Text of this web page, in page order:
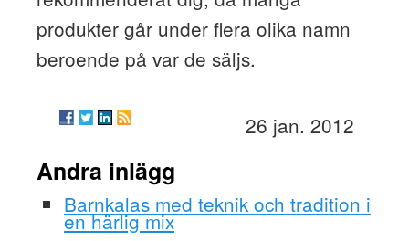
produkter går under flera olika namn
beroende på var de säljs.
26 jan. 2012
Andra inlägg
Barnkalas med teknik och tradition i
en härlig mix